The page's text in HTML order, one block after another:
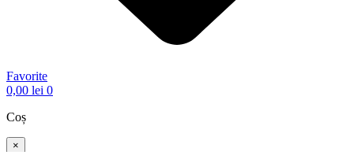
Favorite
0,00 lei 0
Coș
×